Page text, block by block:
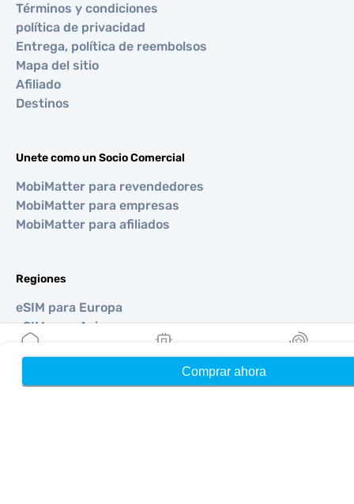
Comprar ahora
Términos y condiciones
política de privacidad
Entrega, política de reembolsos
Mapa del sitio
Afiliado
Destinos
Unete como un Socio Comercial
MobiMatter para revendedores
MobiMatter para empresas
MobiMatter para afiliados
Regiones
eSIM para Europa
eSIM para Asia
eSIM para Américas
eSIM para Medio Oriente
eSIM para Oceanía
Mis eSIMs